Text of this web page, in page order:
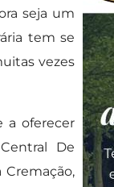
seja um
tem se
vezes
a oferecer
De
Cremação,